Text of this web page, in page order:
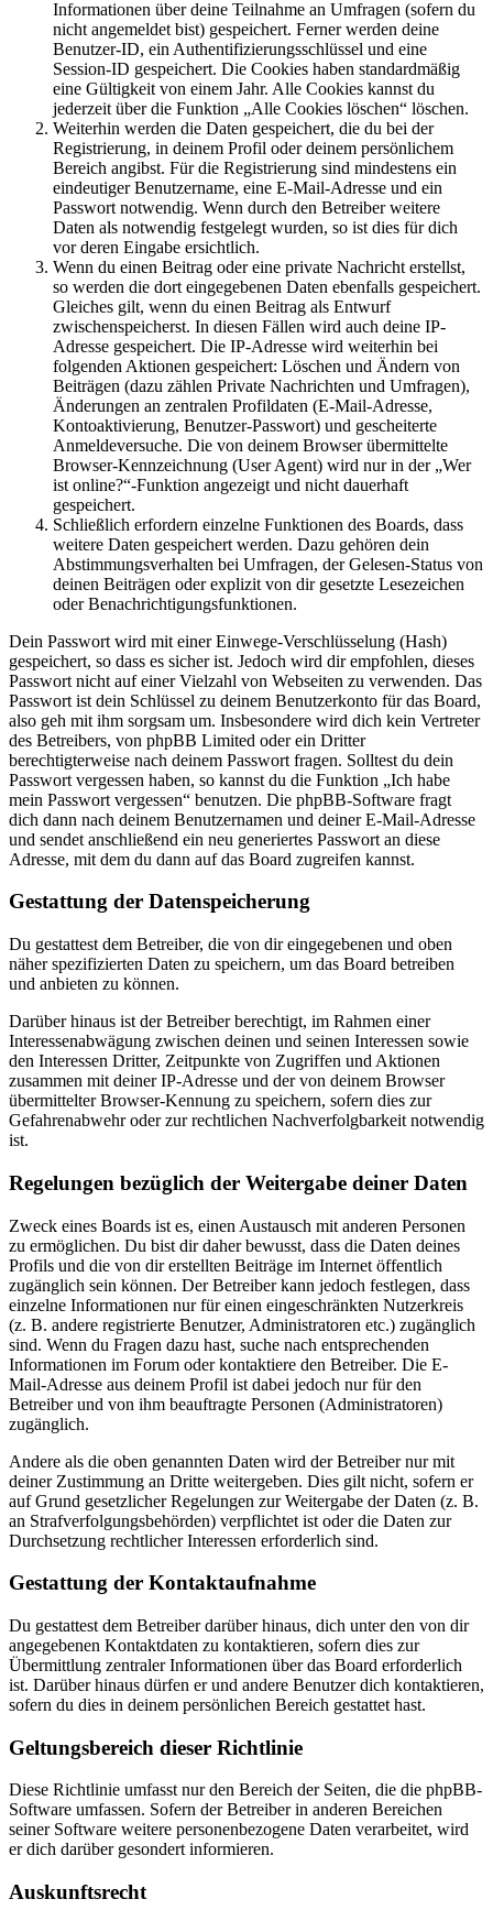
Informationen über deine Teilnahme an Umfragen (sofern du
nicht angemeldet bist) gespeichert. Ferner werden deine
Benutzer-ID, ein Authentifizierungsschlüssel und eine
Session-ID gespeichert. Die Cookies haben standardmäßig
eine Gültigkeit von einem Jahr. Alle Cookies kannst du
jederzeit über die Funktion „Alle Cookies löschen“ löschen.
Weiterhin werden die Daten gespeichert, die du bei der
Registrierung, in deinem Profil oder deinem persönlichem
Bereich angibst. Für die Registrierung sind mindestens ein
eindeutiger Benutzername, eine E-Mail-Adresse und ein
Passwort notwendig. Wenn durch den Betreiber weitere
Daten als notwendig festgelegt wurden, so ist dies für dich
vor deren Eingabe ersichtlich.
Wenn du einen Beitrag oder eine private Nachricht erstellst,
so werden die dort eingegebenen Daten ebenfalls gespeichert.
Gleiches gilt, wenn du einen Beitrag als Entwurf
zwischenspeicherst. In diesen Fällen wird auch deine IP-
Adresse gespeichert. Die IP-Adresse wird weiterhin bei
folgenden Aktionen gespeichert: Löschen und Ändern von
Beiträgen (dazu zählen Private Nachrichten und Umfragen),
Änderungen an zentralen Profildaten (E-Mail-Adresse,
Kontoaktivierung, Benutzer-Passwort) und gescheiterte
Anmeldeversuche. Die von deinem Browser übermittelte
Browser-Kennzeichnung (User Agent) wird nur in der „Wer
ist online?“-Funktion angezeigt und nicht dauerhaft
gespeichert.
Schließlich erfordern einzelne Funktionen des Boards, dass
weitere Daten gespeichert werden. Dazu gehören dein
Abstimmungsverhalten bei Umfragen, der Gelesen-Status von
deinen Beiträgen oder explizit von dir gesetzte Lesezeichen
oder Benachrichtigungsfunktionen.
Dein Passwort wird mit einer Einwege-Verschlüsselung (Hash)
gespeichert, so dass es sicher ist. Jedoch wird dir empfohlen, dieses
Passwort nicht auf einer Vielzahl von Webseiten zu verwenden. Das
Passwort ist dein Schlüssel zu deinem Benutzerkonto für das Board,
also geh mit ihm sorgsam um. Insbesondere wird dich kein Vertreter
des Betreibers, von phpBB Limited oder ein Dritter
berechtigterweise nach deinem Passwort fragen. Solltest du dein
Passwort vergessen haben, so kannst du die Funktion „Ich habe
mein Passwort vergessen“ benutzen. Die phpBB-Software fragt
dich dann nach deinem Benutzernamen und deiner E-Mail-Adresse
und sendet anschließend ein neu generiertes Passwort an diese
Adresse, mit dem du dann auf das Board zugreifen kannst.
Gestattung der Datenspeicherung
Du gestattest dem Betreiber, die von dir eingegebenen und oben
näher spezifizierten Daten zu speichern, um das Board betreiben
und anbieten zu können.
Darüber hinaus ist der Betreiber berechtigt, im Rahmen einer
Interessenabwägung zwischen deinen und seinen Interessen sowie
den Interessen Dritter, Zeitpunkte von Zugriffen und Aktionen
zusammen mit deiner IP-Adresse und der von deinem Browser
übermittelter Browser-Kennung zu speichern, sofern dies zur
Gefahrenabwehr oder zur rechtlichen Nachverfolgbarkeit notwendig
ist.
Regelungen bezüglich der Weitergabe deiner Daten
Zweck eines Boards ist es, einen Austausch mit anderen Personen
zu ermöglichen. Du bist dir daher bewusst, dass die Daten deines
Profils und die von dir erstellten Beiträge im Internet öffentlich
zugänglich sein können. Der Betreiber kann jedoch festlegen, dass
einzelne Informationen nur für einen eingeschränkten Nutzerkreis
(z. B. andere registrierte Benutzer, Administratoren etc.) zugänglich
sind. Wenn du Fragen dazu hast, suche nach entsprechenden
Informationen im Forum oder kontaktiere den Betreiber. Die E-
Mail-Adresse aus deinem Profil ist dabei jedoch nur für den
Betreiber und von ihm beauftragte Personen (Administratoren)
zugänglich.
Andere als die oben genannten Daten wird der Betreiber nur mit
deiner Zustimmung an Dritte weitergeben. Dies gilt nicht, sofern er
auf Grund gesetzlicher Regelungen zur Weitergabe der Daten (z. B.
an Strafverfolgungsbehörden) verpflichtet ist oder die Daten zur
Durchsetzung rechtlicher Interessen erforderlich sind.
Gestattung der Kontaktaufnahme
Du gestattest dem Betreiber darüber hinaus, dich unter den von dir
angegebenen Kontaktdaten zu kontaktieren, sofern dies zur
Übermittlung zentraler Informationen über das Board erforderlich
ist. Darüber hinaus dürfen er und andere Benutzer dich kontaktieren,
sofern du dies in deinem persönlichen Bereich gestattet hast.
Geltungsbereich dieser Richtlinie
Diese Richtlinie umfasst nur den Bereich der Seiten, die die phpBB-
Software umfassen. Sofern der Betreiber in anderen Bereichen
seiner Software weitere personenbezogene Daten verarbeitet, wird
er dich darüber gesondert informieren.
Auskunftsrecht